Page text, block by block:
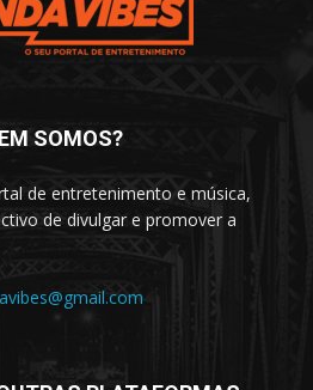
SOMOS?
de entretenimento e música,
de divulgar e promover a